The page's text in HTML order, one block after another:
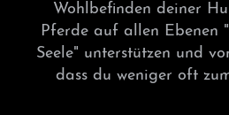
Wohlbefinden deiner
Pferde auf allen Ebenen
Seele" unterstützen und
dass du weniger oft